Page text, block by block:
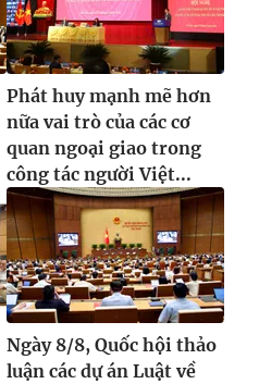
Phát huy mạnh mẽ hơn
nữa vai trò của các cơ
quan ngoại giao trong
công tác người Việt...
Ngày 8/8, Quốc hội thảo
luận các dự án Luật về